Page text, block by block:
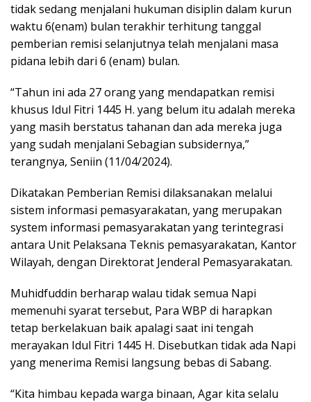
tidak sedang menjalani hukuman disiplin dalam kurun
waktu 6(enam) bulan terakhir terhitung tanggal
pemberian remisi selanjutnya telah menjalani masa
pidana lebih dari 6 (enam) bulan.
“Tahun ini ada 27 orang yang mendapatkan remisi
khusus Idul Fitri 1445 H. yang belum itu adalah mereka
yang masih berstatus tahanan dan ada mereka juga
yang sudah menjalani Sebagian subsidernya,”
terangnya, Seniin (11/04/2024).
Dikatakan Pemberian Remisi dilaksanakan melalui
sistem informasi pemasyarakatan, yang merupakan
system informasi pemasyarakatan yang terintegrasi
antara Unit Pelaksana Teknis pemasyarakatan, Kantor
Wilayah, dengan Direktorat Jenderal Pemasyarakatan.
Muhidfuddin berharap walau tidak semua Napi
memenuhi syarat tersebut, Para WBP di harapkan
tetap berkelakuan baik apalagi saat ini tengah
merayakan Idul Fitri 1445 H. Disebutkan tidak ada Napi
yang menerima Remisi langsung bebas di Sabang.
“Kita himbau kepada warga binaan, Agar kita selalu